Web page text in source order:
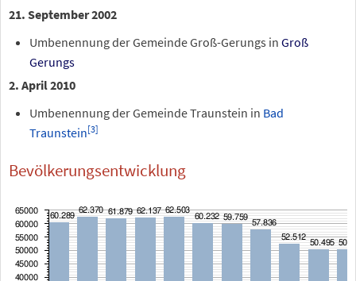
21. September 2002
Umbenennung der Gemeinde Groß-Gerungs in Groß
Gerungs
2. April 2010
Umbenennung der Gemeinde Traunstein in Bad
Traunstein[3]
Bevölkerungsentwicklung